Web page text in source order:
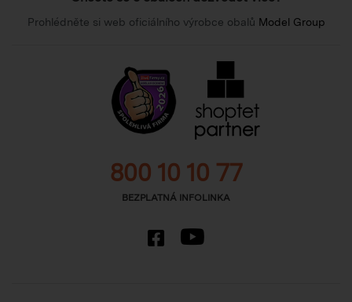
Prohlédněte si web oficiálního výrobce obalů Model Group
800 10 10 77
BEZPLATNÁ INFOLINKA